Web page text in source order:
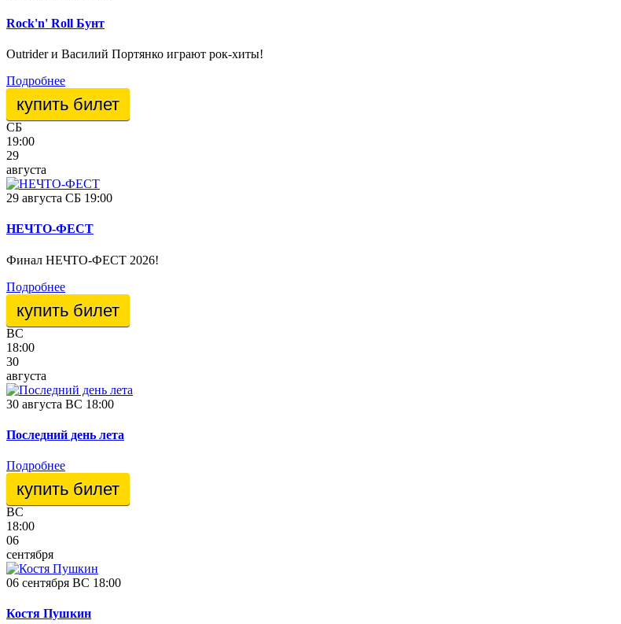
Rock'n' Roll Бунт
Outrider и Василий Портянко играют рок-хиты!
Подробнее
купить билет
СБ
19:00
29
августа
29 августа СБ 19:00
НЕЧТО-ФЕСТ
Финал НЕЧТО-ФЕСТ 2026!
Подробнее
купить билет
ВС
18:00
30
августа
30 августа ВС 18:00
Последний день лета
Подробнее
купить билет
ВС
18:00
06
сентября
06 сентября ВС 18:00
Костя Пушкин